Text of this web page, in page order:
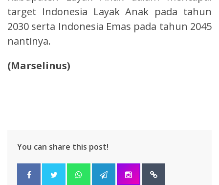
target Indonesia Layak Anak pada tahun
2030 serta Indonesia Emas pada tahun 2045
nantinya.
(Marselinus)
You can share this post!